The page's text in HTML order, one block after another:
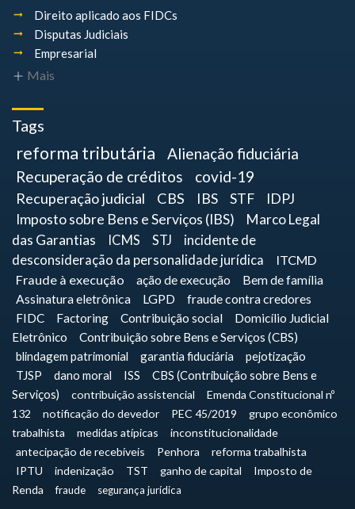
Direito aplicado aos FIDCs
Disputas Judiciais
Empresarial
Mais
Tags
reforma tributária
Alienação fiduciária
Recuperação de créditos
covid-19
Recuperação judicial CBS IBS STF
IDPJ
Imposto sobre Bens e Serviços (IBS)
Marco Legal
das Garantias
ICMS STJ
incidente de
desconsideração da personalidade jurídica
ITCMD
Fraude à execução
ação de execução
Bem de família
Assinatura eletrônica
LGPD fraude contra credores
FIDC Factoring Contribuição social
Domicílio Judicial
Eletrônico
Contribuição sobre Bens e Serviços (CBS)
blindagem patrimonial
garantia fiduciária
pejotização
TJSP
dano moral ISS
CBS (Contribuição sobre Bens e
Serviços)
contribuição assistencial
Emenda Constitucional nº
132
notificação do devedor PEC 45/2019
grupo econômico
trabalhista
medidas atípicas
inconstitucionalidade
antecipação de recebíveis
Penhora
reforma trabalhista
IPTU
indenização TST ganho de capital
Imposto de
Renda
fraude segurança jurídica